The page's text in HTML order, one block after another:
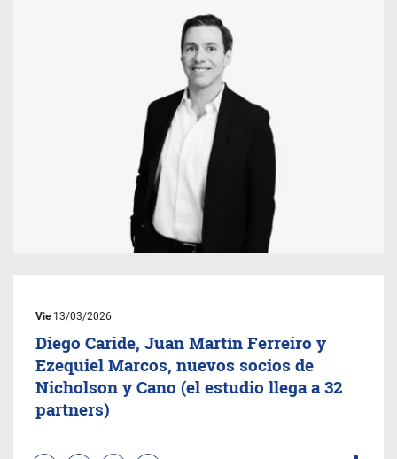
Vie13/03/2026
Diego Caride, Juan Martín Ferreiro y
Ezequiel Marcos, nuevos socios de
Nicholson y Cano (el estudio llega a 32
partners)